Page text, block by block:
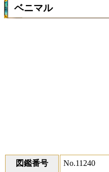
ベニマル
図鑑番号 No.11240